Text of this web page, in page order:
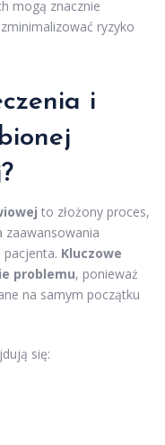
mogą znacznie
ryzyko
i
to złożony proces,
zaawansowania
pacjenta. Kluczowe
problemu, ponieważ
na samym początku
się: